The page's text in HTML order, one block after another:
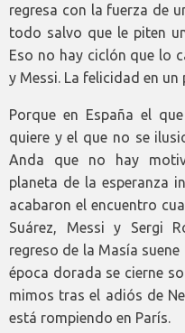
regresa con la fuerza de
todo salvo que le piten
Eso no hay ciclón que lo
y Messi. La felicidad en un
Porque en España el
quiere y el que no se
Anda que no hay
planeta de la esperanza
acabaron el encuentro
Suárez, Messi y Sergi
regreso de la Masía
época dorada se cierne
mimos tras el adiós de
está rompiendo en París.